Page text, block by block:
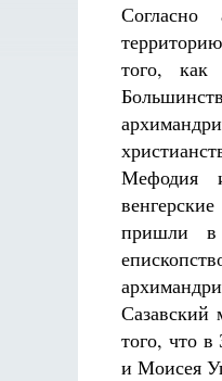
Согласно
того,
Мефодия
пришли в
Сазавский
того, что в
и Моисея